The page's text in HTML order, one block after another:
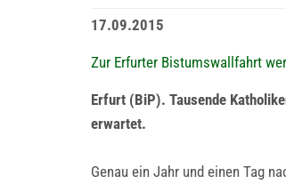
17.09.2015
Zur Erfurter Bistumswallfahrt
Erfurt (BiP). Tausende
erwartet.
Genau ein Jahr und einen Tag